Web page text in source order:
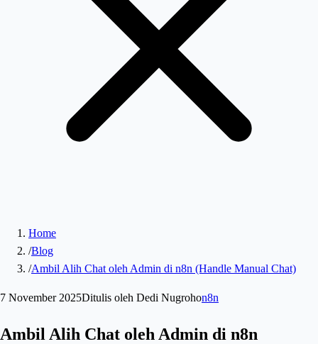
Home
/Blog
/Ambil Alih Chat oleh Admin di n8n (Handle Manual Chat)
7 November 2025Ditulis oleh Dedi Nugrohon8n
Ambil Alih Chat oleh Admin di n8n